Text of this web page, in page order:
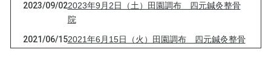
2023/09/022023年9月2日（土）田園調布 四元鍼灸整骨
院
2021/06/152021年6月15日（火）田園調布 四元鍼灸整骨